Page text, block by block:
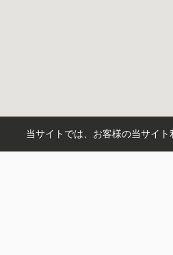
当サイトでは、お客様の当サイ